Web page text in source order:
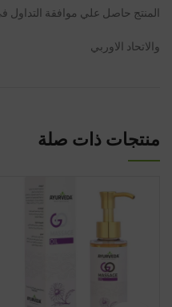
المنتج حاصل علي موافقة التداول
والاتحاد الاوربي
منتجات ذات صلة